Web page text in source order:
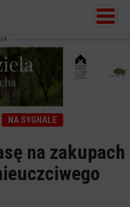
NA SYGNALE
na zakupach